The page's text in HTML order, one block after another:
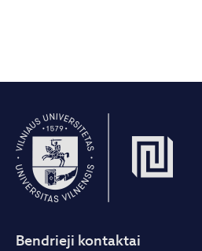
Bendrieji kontaktai